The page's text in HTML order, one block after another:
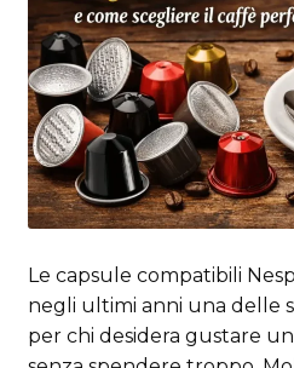
Le capsule compatibili
negli ultimi anni una delle
per chi desidera gustare